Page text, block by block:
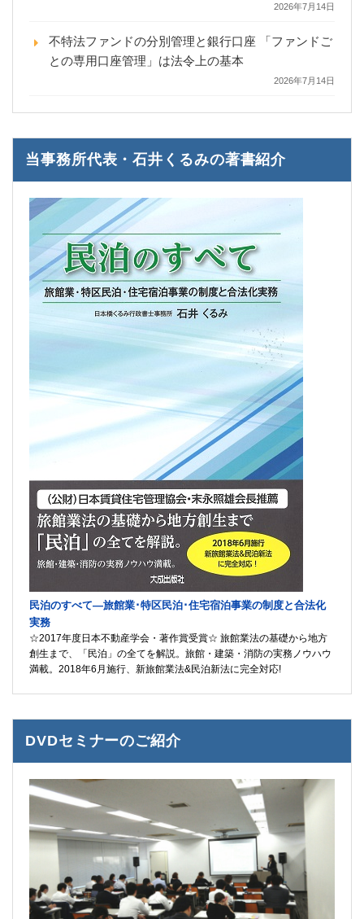
2026年7月14日
不特法ファンドの分別管理と銀行口座 「ファンドご
との専用口座管理」は法令上の基本
2026年7月14日
当事務所代表・石井くるみの著書紹介
民泊のすべて―旅館業･特区民泊･住宅宿泊事業の制度と合法化
実務
☆2017年度日本不動産学会・著作賞受賞☆ 旅館業法の基礎から地方
創生まで、「民泊」の全てを解説。旅館・建築・消防の実務ノウハウ
満載。2018年6月施行、新旅館業法&民泊新法に完全対応!
DVDセミナーのご紹介